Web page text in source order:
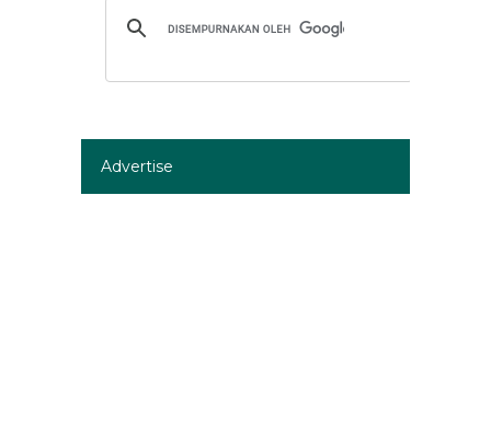
Advertise